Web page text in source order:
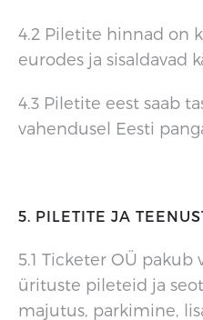
4.2 Piletite hinnad on
eurodes ja sisaldavad
4.3 Piletite eest saab
vahendusel Eesti
5. PILETITE JA
5.1 Ticketer OÜ
ürituste pileteid ja
majutus, parkimine,